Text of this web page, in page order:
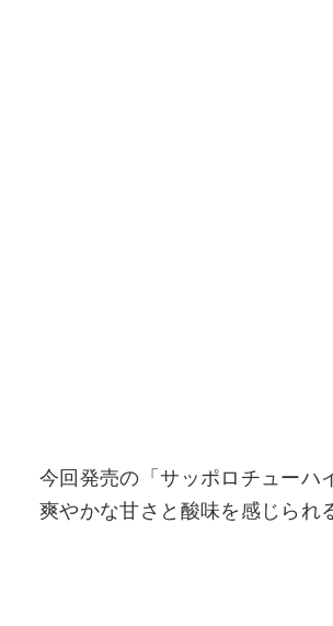
今回発売の「サッポロチューハ
爽やかな甘さと酸味を感じられ